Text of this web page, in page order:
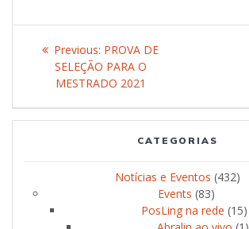
Post
navigation
Previous: Previous
post:
PROVA DE
SELEÇÃO PARA O
MESTRADO 2021
CATEGORIAS
Notícias e Eventos (432)
Events (83)
PosLing na rede (15)